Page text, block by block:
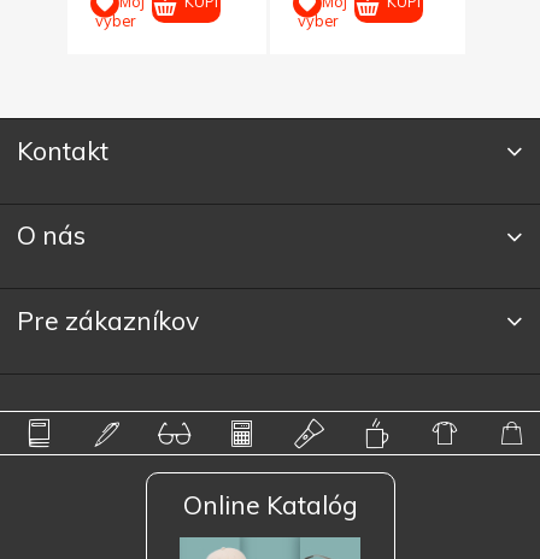
výber
výber
Kontakt
O nás
Pre zákazníkov
Online Katalóg